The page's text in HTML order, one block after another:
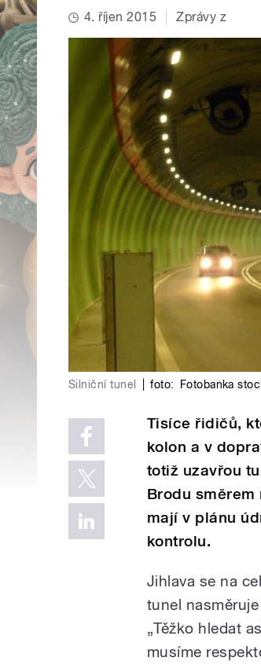
4. říjen 2015 Zprávy z
Silniční tunel foto: Fotobanka
Tisíce řidičů,
kolon a v
totiž uzavřou
Brodu směrem
mají v plánu
kontrolu.
Jihlava se na
tunel
„Těžko hledat
musíme